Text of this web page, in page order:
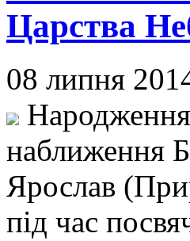
Царства
08 липня
наближення
Ярослав
під час